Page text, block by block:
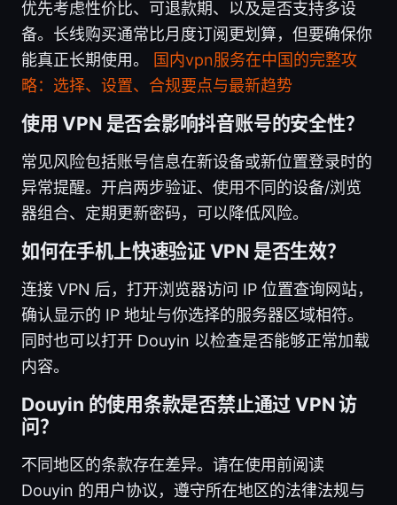
优先考虑性价比、可退款期、以及是否支持多设
备。长线购买通常比月度订阅更划算，但要确保你
能真正长期使用。
国内vpn服务在中国的完整攻
略：选择、设置、合规要点与最新趋势
使用 VPN 是否会影响抖音账号的安全性？
常见风险包括账号信息在新设备或新位置登录时的
异常提醒。开启两步验证、使用不同的设备/浏览
器组合、定期更新密码，可以降低风险。
如何在手机上快速验证 VPN 是否生效？
连接 VPN 后，打开浏览器访问 IP 位置查询网站，
确认显示的 IP 地址与你选择的服务器区域相符。
同时也可以打开 Douyin 以检查是否能够正常加载
内容。
Douyin 的使用条款是否禁止通过 VPN 访
问？
不同地区的条款存在差异。请在使用前阅读
Douyin 的用户协议，遵守所在地区的法律法规与